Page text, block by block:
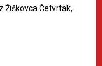
Žiškovca Četvrtak,